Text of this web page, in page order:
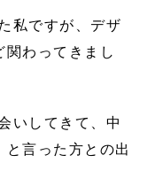
私ですが、デザ
わってきまし
いしてきて、中
言った方との出